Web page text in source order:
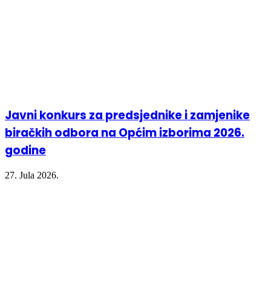
Javni konkurs za predsjednike i zamjenike
biračkih odbora na Općim izborima 2026.
godine
27. Jula 2026.